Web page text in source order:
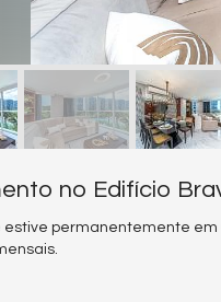
no Edifício
estive permanentemente